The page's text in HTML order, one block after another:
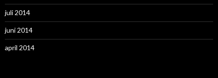
juli 2014
juni 2014
april 2014